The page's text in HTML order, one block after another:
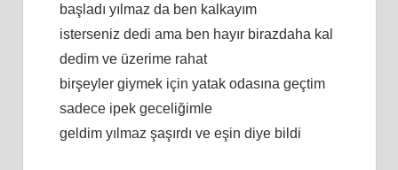
başladı yılmaz da ben kalkayım
isterseniz dedi ama ben hayır birazdaha kal
dedim ve üzerime rahat
birşeyler giymek için yatak odasına geçtim
sadece ipek geceliğimle
geldim yılmaz şaşırdı ve eşin diye bildi